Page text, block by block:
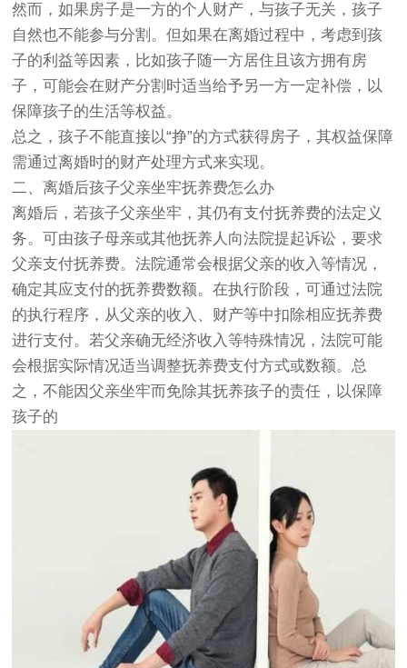
然而，如果房子是一方的个人财产，与孩子无关，孩子
自然也不能参与分割。但如果在离婚过程中，考虑到孩
子的利益等因素，比如孩子随一方居住且该方拥有房
子，可能会在财产分割时适当给予另一方一定补偿，以
保障孩子的生活等权益。
总之，孩子不能直接以“挣”的方式获得房子，其权益保障
需通过离婚时的财产处理方式来实现。
二、离婚后孩子父亲坐牢抚养费怎么办
离婚后，若孩子父亲坐牢，其仍有支付抚养费的法定义
务。可由孩子母亲或其他抚养人向法院提起诉讼，要求
父亲支付抚养费。法院通常会根据父亲的收入等情况，
确定其应支付的抚养费数额。在执行阶段，可通过法院
的执行程序，从父亲的收入、财产等中扣除相应抚养费
进行支付。若父亲确无经济收入等特殊情况，法院可能
会根据实际情况适当调整抚养费支付方式或数额。总
之，不能因父亲坐牢而免除其抚养孩子的责任，以保障
孩子的